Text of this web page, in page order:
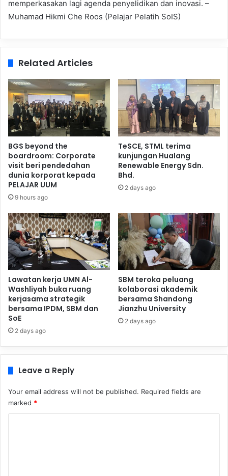
memperkasakan lagi agenda penyelidikan dan inovasi. –
Muhamad Hikmi Che Roos (Pelajar Pelatih SoIS)
Related Articles
BGS beyond the
boardroom: Corporate
visit beri pendedahan
dunia korporat kepada
PELAJAR UUM
9 hours ago
TeSCE, STML terima
kunjungan Hualang
Renewable Energy Sdn.
Bhd.
2 days ago
Lawatan kerja UMN Al-
Washliyah buka ruang
kerjasama strategik
bersama IPDM, SBM dan
SoE
2 days ago
SBM teroka peluang
kolaborasi akademik
bersama Shandong
Jianzhu University
2 days ago
Leave a Reply
Your email address will not be published. Required fields are
marked *